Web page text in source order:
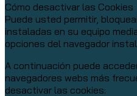
Cómo desactivar las Cookies
Puede usted permitir,
instaladas en su equipo
opciones del navegador
A continuación puede
navegadores webs más
desactivar las cookies: